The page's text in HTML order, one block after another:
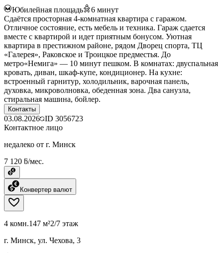
Юбилейная площадь 6 минут
Сдаётся просторная 4-комнатная квартира с гаражом.
Отличное состояние, есть мебель и техника. Гараж сдается
вместе с квартирой и идет приятным бонусом. Уютная
квартира в престижном районе, рядом Дворец спорта, ТЦ
«Галерея», Раковское и Троицкое предместья. До
метро«Немига» — 10 минут пешком. В комнатах: двуспальная
кровать, диван, шкаф-купе, кондиционер. На кухне:
встроенный гарнитур, холодильник, варочная панель,
духовка, микроволновка, обеденная зона. Два санузла,
стиральная машина, бойлер.
Контакты
03.08.2026 ID 3056723
Контактное лицо
недалеко от г. Минск
7 120 ƃ/мес.
Конвертер валют
4 комн.147 м²2/7 этаж
г. Минск, ул. Чехова, 3